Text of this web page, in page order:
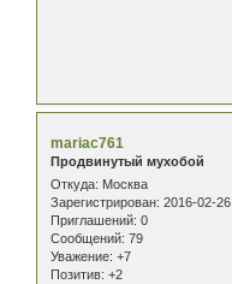
mariac761
Продвинутый мухобой
Откуда: Москва
Зарегистрирован: 2016-02-26
Приглашений: 0
Сообщений: 79
Уважение: +7
Позитив: +2